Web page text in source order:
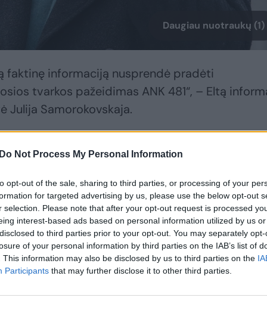
Do Not Process My Personal Information
opt-out of the sale, sharing to third parties, or processing of your
for targeted advertising by us, please use the below opt-out
selection. Please note that after your opt-out request is processed
interest-based ads based on personal information utilized by us
to third parties prior to your opt-out. You may separately
of your personal information by third parties on the IAB’s list of
This information may also be disclosed by us to third parties on the
Participants that may further disclose it to other third parties.
Daugiau nuotraukų (1)
faktinę informaciją nusprendė pradėti
tvarkos pažeidimas ANK 481“, – Eltą
Julija Samorokovskaja.
pradėta dėl lapkričio 1-ąją dieną Antakalnio
pažeidimų.
už šnipinėjimą nuteisto Algirdo Paleckio
pašalino tentą nuo sovietinių skulptūrų
kaip galimą viešosios tvarko trikdymą,